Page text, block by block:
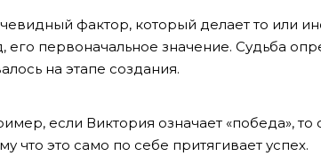
фактор, который делает то или
его первоначальное значение. Судьба
на этапе создания.
если Виктория означает «победа», то
что это само по себе притягивает успех.